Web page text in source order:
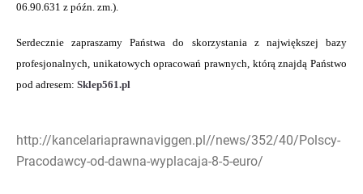
06.90.631 z późn. zm.).
Serdecznie zapraszamy Państwa do skorzystania z największej bazy
profesjonalnych, unikatowych opracowań prawnych, którą znajdą Państwo
pod adresem: Sklep561.pl
http://kancelariaprawnaviggen.pl//news/352/40/Polscy-
Pracodawcy-od-dawna-wyplacaja-8-5-euro/